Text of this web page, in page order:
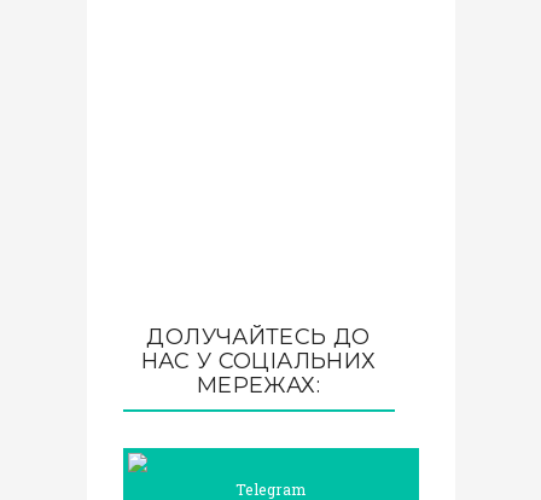
ДОЛУЧАЙТЕСЬ ДО
НАС У СОЦІАЛЬНИХ
МЕРЕЖАХ:
Telegram